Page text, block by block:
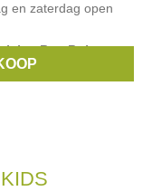
en zaterdag open
,Roy Robson,